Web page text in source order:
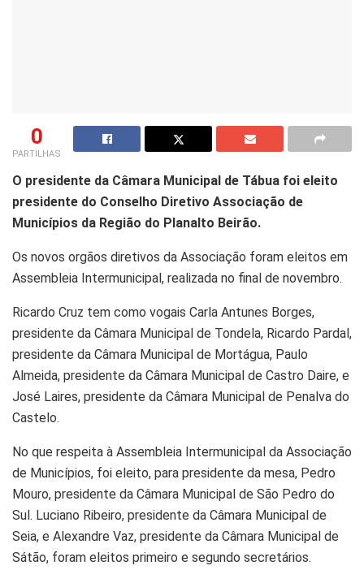
0
PARTILHAS
O presidente da Câmara Municipal de Tábua foi eleito
presidente do Conselho Diretivo Associação de
Municípios da Região do Planalto Beirão.
Os novos orgãos diretivos da Associação foram eleitos em
Assembleia Intermunicipal, realizada no final de novembro.
Ricardo Cruz tem como vogais Carla Antunes Borges,
presidente da Câmara Municipal de Tondela, Ricardo Pardal,
presidente da Câmara Municipal de Mortágua, Paulo
Almeida, presidente da Câmara Municipal de Castro Daire, e
José Laires, presidente da Câmara Municipal de Penalva do
Castelo.
No que respeita à Assembleia Intermunicipal da Associação
de Municípios, foi eleito, para presidente da mesa, Pedro
Mou­ro, presidente da Câmara Municipal de São Pedro do
Sul. Luciano Ribeiro, presidente da Câmara Municipal de
Seia, e Alexandre Vaz, presidente da Câmara Municipal de
Sátão, foram eleitos primeiro e segundo secretários.